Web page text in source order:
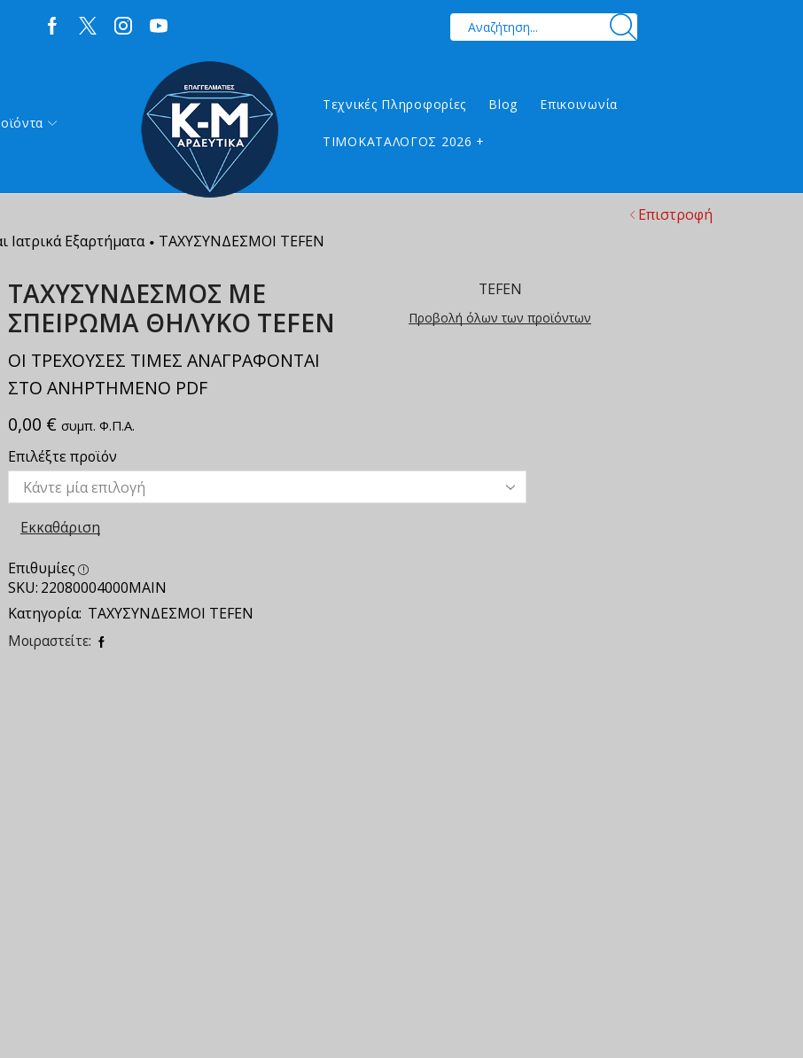
Τεχνικές Πληροφορίες Blog Επικοινωνία
ΤΙΜΟΚΑΤΑΛΟΓΟΣ 2026 +
Ιατρικά Εξαρτήματα • ΤΑΧΥΣΥΝΔΕΣΜΟΙ TEFEN
Επιστροφή
ΤΑΧΥΣΥΝΔΕΣΜΟΣ ΜΕ
ΣΠΕΙΡΩΜΑ ΘΗΛΥΚΟ TEFEN
ΟΙ ΤΡΕΧΟΥΣΕΣ ΤΙΜΕΣ ΑΝΑΓΡΑΦΟΝΤΑΙ
ΣΤΟ ΑΝΗΡΤΗΜΕΝΟ PDF
0,00 € συμπ. Φ.Π.Α.
Επιλέξτε προϊόν
Εκκαθάριση
Επιθυμίες
SKU: 22080004000MAIN
Κατηγορία: ΤΑΧΥΣΥΝΔΕΣΜΟΙ TEFEN
Μοιραστείτε:
TEFEN
Προβολή όλων των προϊόντων